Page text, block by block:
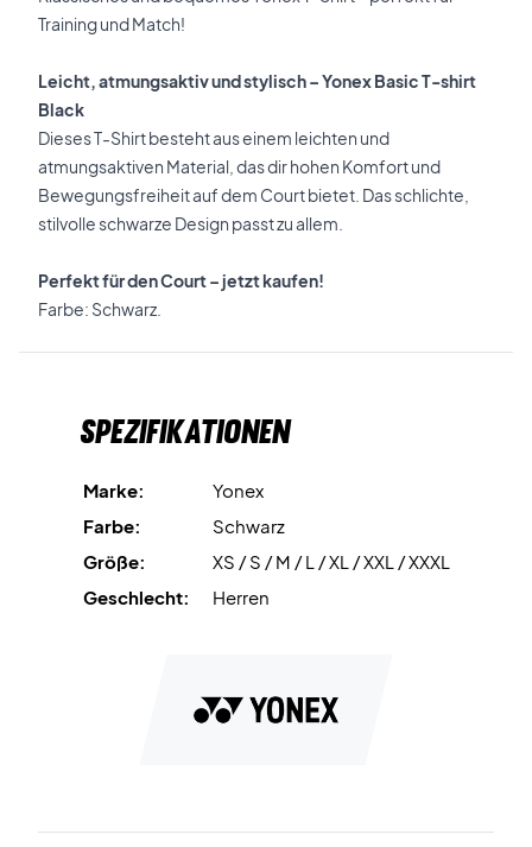
Training und Match!
Leicht, atmungsaktiv und stylisch – Yonex Basic T-shirt
Black
Dieses T-Shirt besteht aus einem leichten und
atmungsaktiven Material, das dir hohen Komfort und
Bewegungsfreiheit auf dem Court bietet. Das schlichte,
stilvolle schwarze Design passt zu allem.
Perfekt für den Court – jetzt kaufen!
Farbe: Schwarz.
Spezifikationen
Marke:
Yonex
Farbe:
Schwarz
Größe:
XS / S / M / L / XL / XXL / XXXL
Geschlecht:
Herren